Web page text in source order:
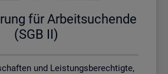
für Ar­beit­su­chen­de
(SGB II)
und Leistungsberechtigte,